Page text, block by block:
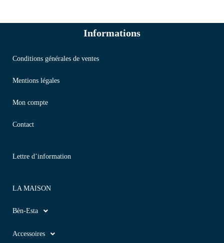
Informations
Conditions générales de ventes
Mentions légales
Mon compte
Contact
Lettre d’information
LA MAISON
Bèn-Esta
Accessoires